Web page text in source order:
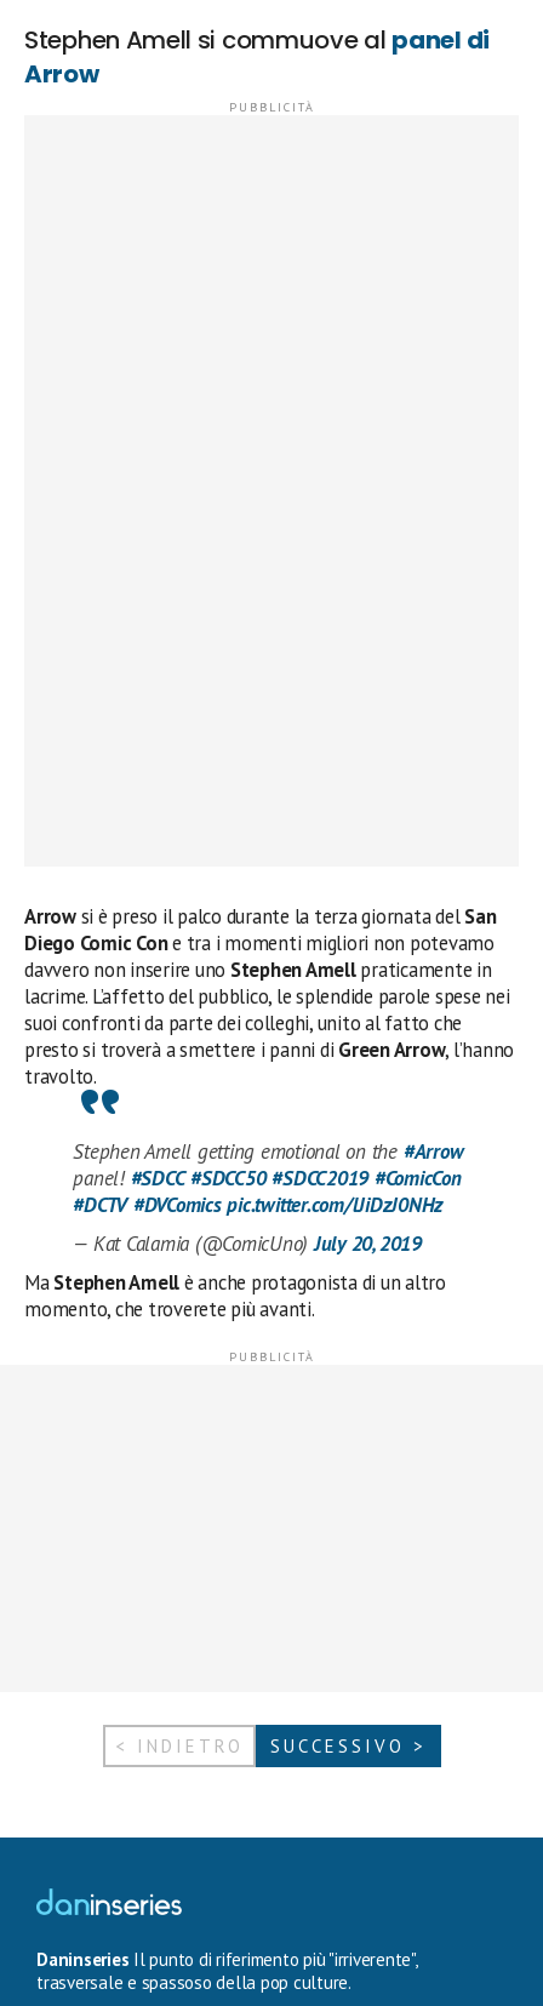
Stephen Amell si commuove al panel di
Arrow
Arrowsi è preso il palco durante la terza giornata delSan
Diego Comic Cone tra i momenti migliori non potevamo
davvero non inserire uno Stephen Amellpraticamente in
lacrime. L’affetto del pubblico, le splendide parole spese nei
suoi confronti da parte dei colleghi, unito al fatto che
presto si troverà a smettere i panni di Green Arrow, l’hanno
travolto.
Stephen Amell getting emotional on the #Arrow
panel! #SDCC #SDCC50 #SDCC2019 #ComicCon
#DCTV #DVComics pic.twitter.com/lJiDzJ0NHz
— Kat Calamia (@ComicUno)July 20, 2019
MaStephen Amellè anche protagonista di un altro
momento, che troverete più avanti.
< INDIETRO SUCCESSIVO >
Daninseries Il punto di riferimento più "irriverente",
trasversale e spassoso della pop culture.